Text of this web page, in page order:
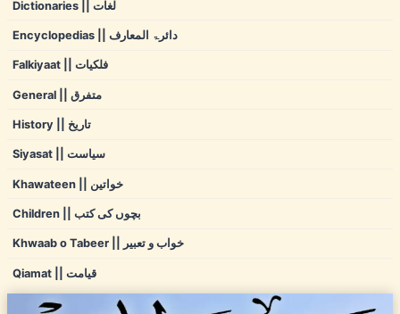
Dictionaries || لغات
Encyclopedias || دائرۃ المعارف
Falkiyaat || فلکیات
General || متفرق
History || تاریخ
Siyasat || سیاست
Khawateen || خواتین
Children || بچوں کی کتب
Khwaab o Tabeer || خواب و تعبیر
Qiamat || قیامت